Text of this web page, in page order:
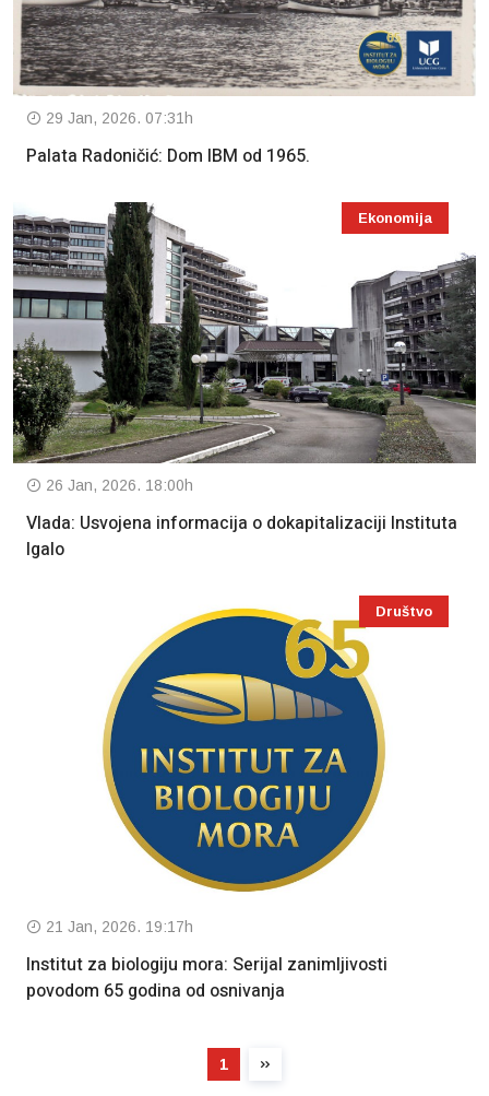
29 Jan, 2026. 07:31h
Palata Radoničić: Dom IBM od 1965.
Ekonomija
26 Jan, 2026. 18:00h
Vlada: Usvojena informacija o dokapitalizaciji Instituta
Igalo
Društvo
21 Jan, 2026. 19:17h
Institut za biologiju mora: Serijal zanimljivosti
povodom 65 godina od osnivanja
1